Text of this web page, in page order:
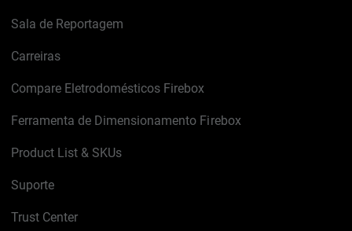
Sala de Reportagem
Carreiras
Compare Eletrodomésticos Firebox
Ferramenta de Dimensionamento Firebox
Product List & SKUs
Suporte
Trust Center